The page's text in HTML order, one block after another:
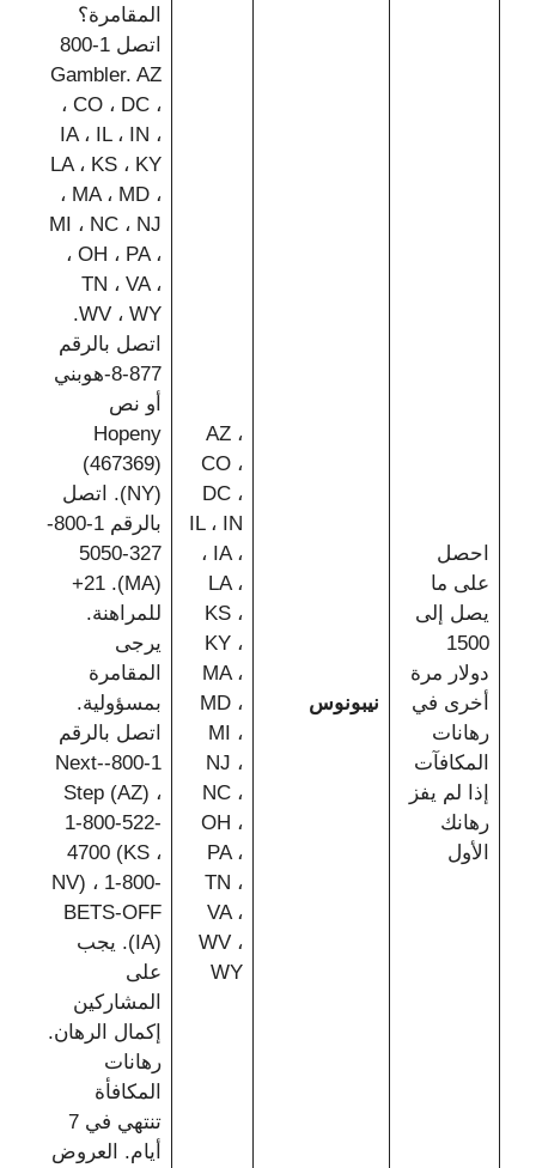
احصل
على ما
يصل إلى
1500
دولار مرة
أخرى في
رهانات
المكافآت
إذا لم يفز
رهانك
الأول
نيبونوس
AZ ،
CO ،
DC ،
IL ، IN
، IA ،
LA ،
KS ،
KY ،
MA ،
MD ،
MI ،
NJ ،
NC ،
OH ،
PA ،
TN ،
VA ،
WV ،
WY
المقامرة؟
اتصل 1-800
Gambler. AZ
، CO ، DC ،
IA ، IL ، IN ،
LA ، KS ، KY
، MA ، MD ،
MI ، NC ، NJ
، OH ، PA ،
TN ، VA ،
WV ، WY.
اتصل بالرقم
877-8-هوبني
أو نص
Hopeny
(467369)
(NY). اتصل
بالرقم 1-800-
327-5050
(MA). 21+
للمراهنة.
يرجى
المقامرة
بمسؤولية.
اتصل بالرقم
1-800-Next-
Step (AZ) ،
1-800-522-
4700 (KS ،
NV) ، 1-800-
BETS-OFF
(IA). يجب
على
المشاركين
إكمال الرهان.
رهانات
المكافأة
تنتهي في 7
أيام. العروض